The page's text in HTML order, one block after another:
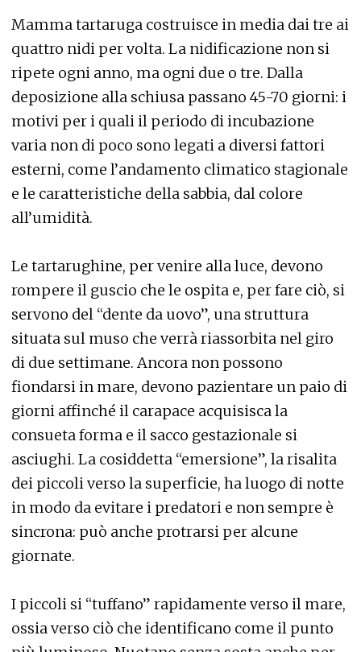
Mamma tartaruga costruisce in media dai tre ai
quattro nidi per volta. La nidificazione non si
ripete ogni anno, ma ogni due o tre. Dalla
deposizione alla schiusa passano 45-70 giorni: i
motivi per i quali il periodo di incubazione
varia non di poco sono legati a diversi fattori
esterni, come l’andamento climatico stagionale
e le caratteristiche della sabbia, dal colore
all’umidità.
Le tartarughine, per venire alla luce, devono
rompere il guscio che le ospita e, per fare ciò, si
servono del “dente da uovo”, una struttura
situata sul muso che verrà riassorbita nel giro
di due settimane. Ancora non possono
fiondarsi in mare, devono pazientare un paio di
giorni affinché il carapace acquisisca la
consueta forma e il sacco gestazionale si
asciughi. La cosiddetta “emersione”, la risalita
dei piccoli verso la superficie, ha luogo di notte
in modo da evitare i predatori e non sempre è
sincrona: può anche protrarsi per alcune
giornate.
I piccoli si “tuffano” rapidamente verso il mare,
ossia verso ciò che identificano come il punto